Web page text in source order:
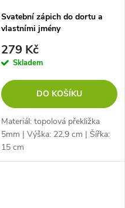
Svatební zápich do dortu a
vlastními jmény
279 Kč
Skladem
DO KOŠÍKU
Materiál: topolová překližka
5mm | Výška: 22,9 cm | Šířka:
15 cm